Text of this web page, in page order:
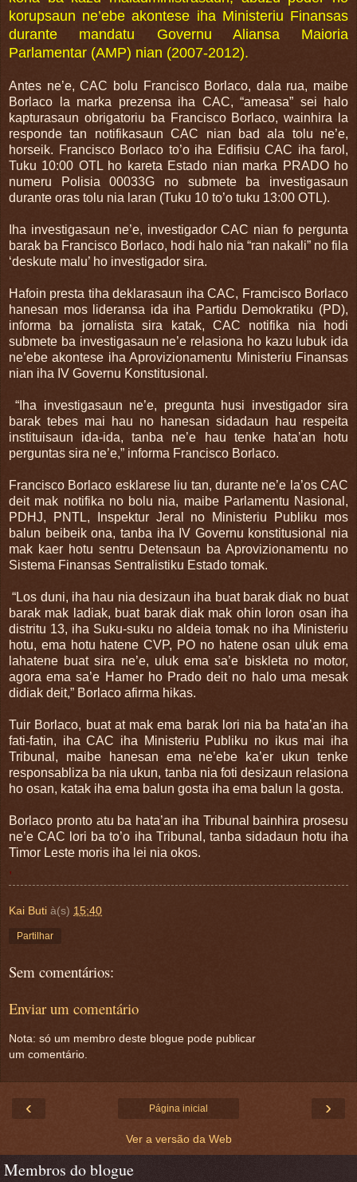
korupsaun ne’ebe akontese iha Ministeriu Finansas
durante mandatu Governu Aliansa Maioria
Parlamentar (AMP) nian (2007-2012).
Antes ne’e, CAC bolu Francisco Borlaco, dala rua, maibe
Borlaco la marka prezensa iha CAC, “ameasa” sei halo
kapturasaun obrigatoriu ba Francisco Borlaco, wainhira la
responde tan notifikasaun CAC nian bad ala tolu ne’e,
horseik. Francisco Borlaco to’o iha Edifisiu CAC iha farol,
Tuku 10:00 OTL ho kareta Estado nian marka PRADO ho
numeru Polisia 00033G no submete ba investigasaun
durante oras tolu nia laran (Tuku 10 to’o tuku 13:00 OTL).
Iha investigasaun ne’e, investigador CAC nian fo pergunta
barak ba Francisco Borlaco, hodi halo nia “ran nakali” no fila
‘deskute malu’ ho investigador sira.
Hafoin presta tiha deklarasaun iha CAC, Framcisco Borlaco
hanesan mos lideransa ida iha Partidu Demokratiku (PD),
informa ba jornalista sira katak, CAC notifika nia hodi
submete ba investigasaun ne’e relasiona ho kazu lubuk ida
ne’ebe akontese iha Aprovizionamentu Ministeriu Finansas
nian iha IV Governu Konstitusional.
“Iha investigasaun ne’e, pregunta husi investigador sira
barak tebes mai hau no hanesan sidadaun hau respeita
instituisaun ida-ida, tanba ne’e hau tenke hata’an hotu
perguntas sira ne’e,” informa Francisco Borlaco.
Francisco Borlaco esklarese liu tan, durante ne’e la’os CAC
deit mak notifika no bolu nia, maibe Parlamentu Nasional,
PDHJ, PNTL, Inspektur Jeral no Ministeriu Publiku mos
balun beibeik ona, tanba iha IV Governu konstitusional nia
mak kaer hotu sentru Detensaun ba Aprovizionamentu no
Sistema Finansas Sentralistiku Estado tomak.
“Los duni, iha hau nia desizaun iha buat barak diak no buat
barak mak ladiak, buat barak diak mak ohin loron osan iha
distritu 13, iha Suku-suku no aldeia tomak no iha Ministeriu
hotu, ema hotu hatene CVP, PO no hatene osan uluk ema
lahatene buat sira ne’e, uluk ema sa’e biskleta no motor,
agora ema sa’e Hamer ho Prado deit no halo uma mesak
didiak deit,” Borlaco afirma hikas.
Tuir Borlaco, buat at mak ema barak lori nia ba hata’an iha
fati-fatin, iha CAC iha Ministeriu Publiku no ikus mai iha
Tribunal, maibe hanesan ema ne’ebe ka’er ukun tenke
responsabliza ba nia ukun, tanba nia foti desizaun relasiona
ho osan, katak iha ema balun gosta iha ema balun la gosta.
Borlaco pronto atu ba hata’an iha Tribunal bainhira prosesu
ne’e CAC lori ba to’o iha Tribunal, tanba sidadaun hotu iha
Timor Leste moris iha lei nia okos.
,
Kai Buti à(s) 15:40
Partilhar
Sem comentários:
Enviar um comentário
Nota: só um membro deste blogue pode publicar
um comentário.
‹ ›
Página inicial
Ver a versão da Web
Membros do blogue